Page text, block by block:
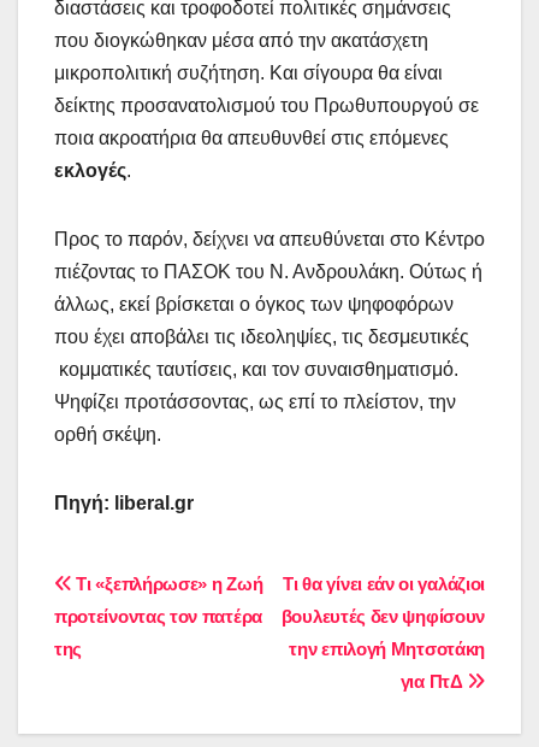
διαστάσεις και τροφοδοτεί πολιτικές σημάνσεις
που διογκώθηκαν μέσα από την ακατάσχετη
μικροπολιτική συζήτηση. Και σίγουρα θα είναι
δείκτης προσανατολισμού του Πρωθυπουργού σε
ποια ακροατήρια θα απευθυνθεί στις επόμενες
εκλογές.
Προς το παρόν, δείχνει να απευθύνεται στο Κέντρο
πιέζοντας το ΠΑΣΟΚ του Ν. Ανδρουλάκη. Ούτως ή
άλλως, εκεί βρίσκεται ο όγκος των ψηφοφόρων
που έχει αποβάλει τις ιδεοληψίες, τις δεσμευτικές
κομματικές ταυτίσεις, και τον συναισθηματισμό.
Ψηφίζει προτάσσοντας, ως επί το πλείστον, την
ορθή σκέψη.
Πηγή: liberal .gr
Πλοήγηση
άρθρων
Τι θα γίνει εάν οι γαλάζιοι
βουλευτές δεν ψηφίσουν
την επιλογή Μητσοτάκη
για ΠτΔ
Τι «ξεπλήρωσε» η Ζωή
προτείνοντας τον πατέρα
της